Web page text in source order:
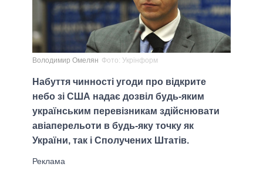
Володимир Омелян Фото: Укрінформ
Набуття чинності угоди про відкрите
небо зі США надає дозвіл будь-яким
українським перевізникам здійснювати
авіаперельоти в будь-яку точку як
України, так і Сполучених Штатів.